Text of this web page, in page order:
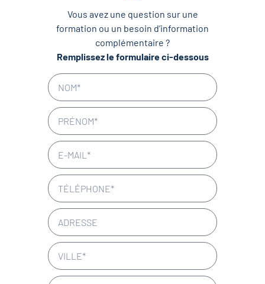
Vous avez une question sur une
formation ou un besoin d’information
complémentaire ?
Remplissez le formulaire ci-dessous